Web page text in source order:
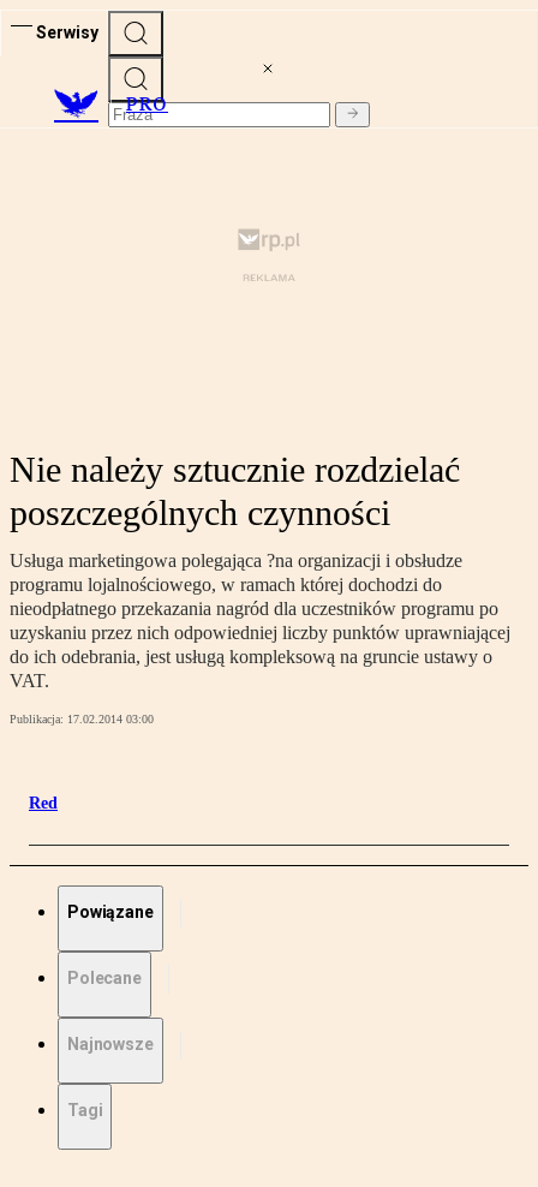
Serwisy
PRO
Nie należy sztucznie rozdzielać
poszczególnych czynności
Usługa marketingowa polegająca ?na organizacji i obsłudze
programu lojalnościowego, w ramach której dochodzi do
nieodpłatnego przekazania nagród dla uczestników programu po
uzyskaniu przez nich odpowiedniej liczby punktów uprawniającej
do ich odebrania, jest usługą kompleksową na gruncie ustawy o
VAT.
Publikacja: 17.02.2014 03:00
Red
Powiązane
Polecane
Najnowsze
Tagi